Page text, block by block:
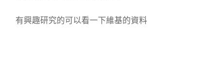
有興趣研究的可以看一下維基的資料